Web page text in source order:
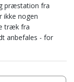
præstation fra
ikke nogen
træk fra
anbefales - for